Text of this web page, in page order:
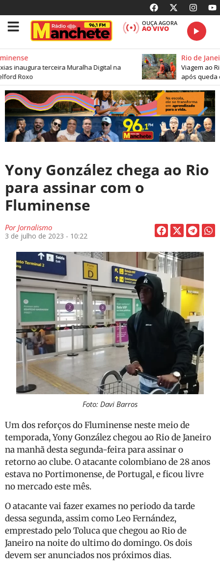
OUÇA AGORA
AO VIVO
inaugura terceira Muralha Digital na
Roxo
Rio de
Viagem ao
após queda
Yony González chega ao Rio
para assinar com o
Fluminense
PorJornalismo
3 de julho de 2023 - 10:22
Foto: Davi Barros
Um dos reforços do Fluminense neste meio de
temporada, Yony González chegou ao Rio de Janeiro
na manhã desta segunda-feira para assinar o
retorno ao clube. O atacante colombiano de 28 anos
estava no Portimonense, de Portugal, e ficou livre
no mercado este mês.
O atacante vai fazer exames no periodo da tarde
dessa segunda, assim como Leo Fernández,
emprestado pelo Toluca que chegou ao Rio de
Janeiro na noite do ultimo do domingo. Os dois
devem ser anunciados nos próximos dias.